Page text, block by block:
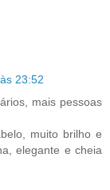
23:52
mais pessoas
muito brilho e
elegante e cheia